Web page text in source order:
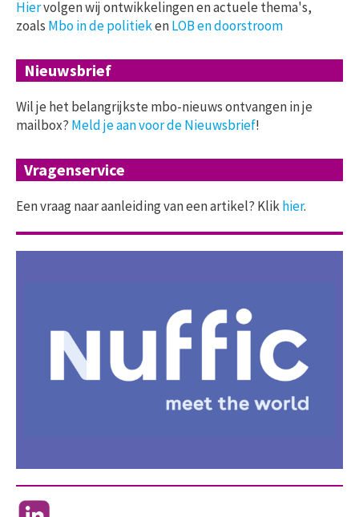
Hiervolgen wij ontwikkelingen en actuele thema's,
zoals Mbo in de politiekenLOB en doorstroom
Nieuwsbrief
Wil je het belangrijkste mbo-nieuws ontvangen in je
mailbox? Meld je aan voor de Nieuwsbrief!
Vragenservice
Een vraag naar aanleiding van een artikel? Klikhier.